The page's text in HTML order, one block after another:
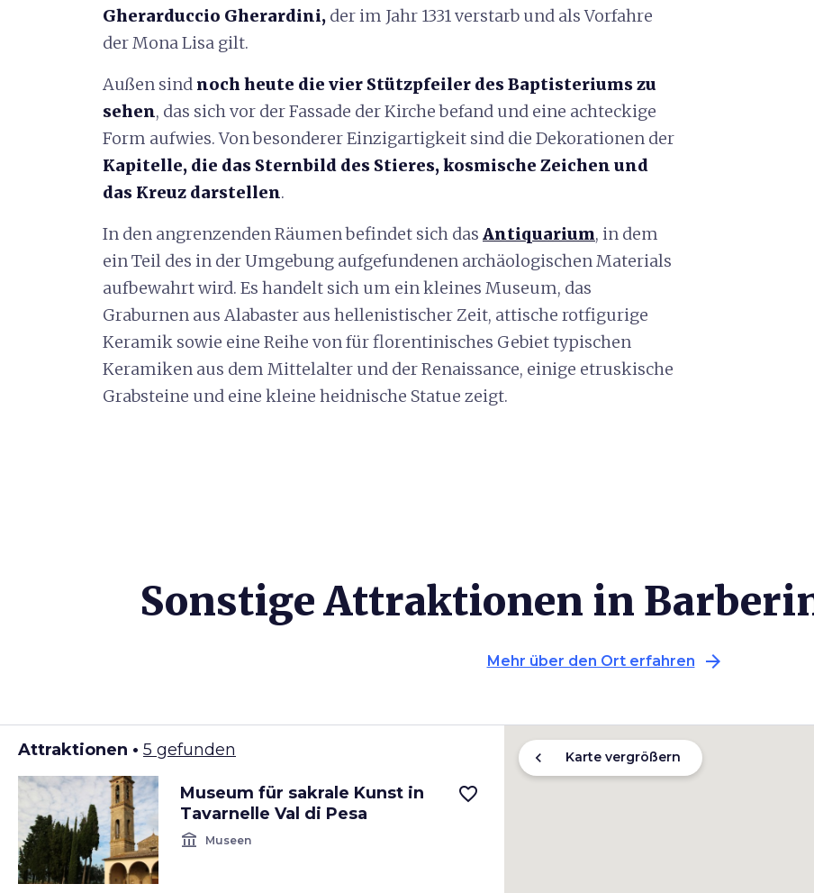
Gherarduccio Gherardini, der im Jahr 1331 verstarb und als Vorfahre
der Mona Lisa gilt.
Außen sind noch heute die vier Stützpfeiler des Baptisteriums zu
sehen, das sich vor der Fassade der Kirche befand und eine achteckige
Form aufwies. Von besonderer Einzigartigkeit sind die Dekorationen der
Kapitelle, die das Sternbild des Stieres, kosmische Zeichen und
das Kreuz darstellen.
In den angrenzenden Räumen befindet sich das Antiquarium, in dem
ein Teil des in der Umgebung aufgefundenen archäologischen Materials
aufbewahrt wird. Es handelt sich um ein kleines Museum, das
Graburnen aus Alabaster aus hellenistischer Zeit, attische rotfigurige
Keramik sowie eine Reihe von für florentinisches Gebiet typischen
Keramiken aus dem Mittelalter und der Renaissance, einige etruskische
Grabsteine und eine kleine heidnische Statue zeigt.
Sonstige Attraktionen in
Mehr über den Ort erfahren arrow_forward
Attraktionen • 5 gefunden
Museum für sakrale Kunst in
Tavarnelle Val di Pesa
account_balance Museen
favorite_border
chevron_left Karte vergrößern